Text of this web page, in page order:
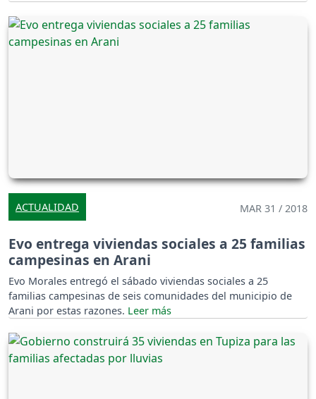
ACTUALIDAD MAR 31 / 2018
Evo entrega viviendas sociales a 25 familias
campesinas en Arani
Evo Morales entregó el sábado viviendas sociales a 25
familias campesinas de seis comunidades del municipio de
Arani por estas razones.